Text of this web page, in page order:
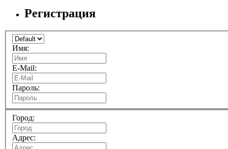
Регистрация
Имя:
E-Mail:
Пароль:
Город:
Адрес: